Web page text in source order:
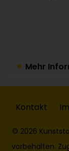
Mehr
Kontakt
© 2026
vorbehalten.